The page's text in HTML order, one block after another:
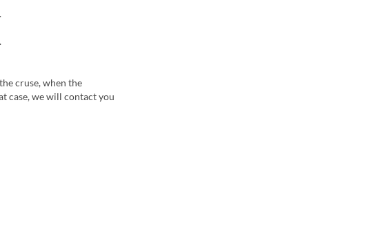
cruse, when the
case, we will contact you